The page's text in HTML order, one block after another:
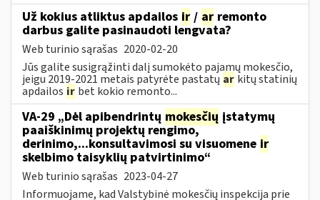
Už kokius atliktus apdailos ir / ar remonto
darbus galite pasinaudoti lengvata?
Web turinio sąrašas 2020-02-20
Jūs galite susigrąžinti dalį sumokėto pajamų mokesčio,
jeigu 2019-2021 metais patyrėte pastatų ar kitų statinių
apdailos ir bet kokio remonto...
VA-29 „Dėl apibendrintų mokesčių įstatymų
paaiškinimų projektų rengimo,
derinimo,...konsultavimosi su visuomene ir
skelbimo taisyklių patvirtinimo“
Web turinio sąrašas 2023-04-27
Informuojame, kad Valstybinė mokesčių inspekcija prie